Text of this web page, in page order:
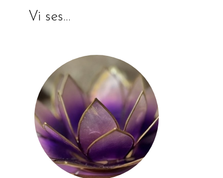
Vi ses…